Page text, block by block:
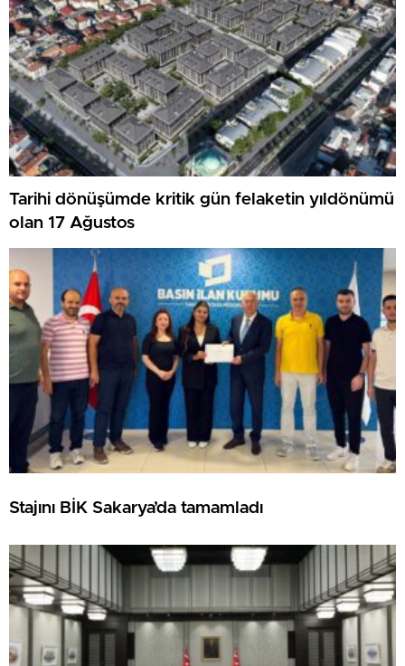
Tarihi dönüşümde kritik gün felaketin yıldönümü
olan 17 Ağustos
Stajını BİK Sakarya’da tamamladı